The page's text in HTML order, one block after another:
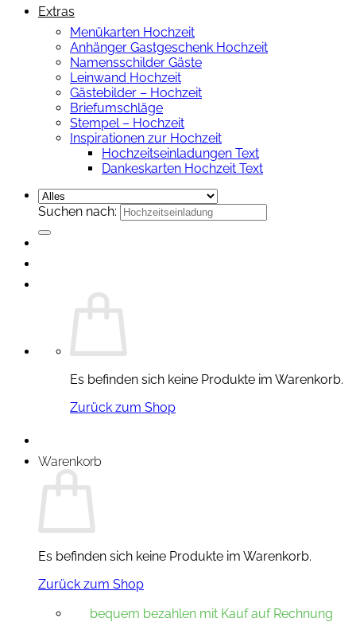
Extras
Menükarten Hochzeit
Anhänger Gastgeschenk Hochzeit
Namensschilder Gäste
Leinwand Hochzeit
Gästebilder – Hochzeit
Briefumschläge
Stempel – Hochzeit
Inspirationen zur Hochzeit
Hochzeitseinladungen Text
Dankeskarten Hochzeit Text
Suchen nach:
Es befinden sich keine Produkte im Warenkorb.
Zurück zum Shop
Warenkorb
Es befinden sich keine Produkte im Warenkorb.
Zurück zum Shop
bequem bezahlen mit Kauf auf Rechnung